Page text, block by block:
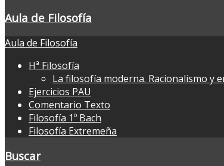
Aula de Filosofía
Aula de Filosofía
Hª Filosofía
La filosofía moderna. Racionalismo y
Ejercicios PAU
Comentario Texto
Filosofía 1º Bach
Filosofía Extremeña
Buscar